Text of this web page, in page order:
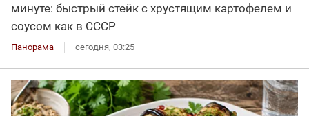
минуте: быстрый стейк с хрустящим картофелем и
соусом как в СССР
Панорама сегодня, 03:25